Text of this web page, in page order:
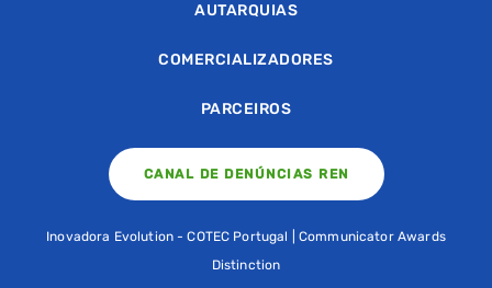
AUTARQUIAS
COMERCIALIZADORES
PARCEIROS
CANAL DE DENÚNCIAS REN
Inovadora Evolution - COTEC Portugal | Communicator Awards
Distinction